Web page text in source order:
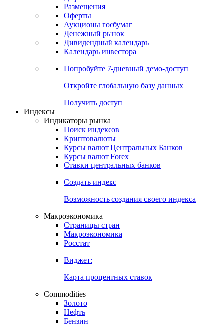
Получить доступ
Календарь
Календарь событий
Дефолты
Размещения
Оферты
Денежный рынок
Календарь инвестора
Попробуйте7-дневный
Откройте глобальную базу данных
Получить доступ
Индикаторы рынка
Поиск индексов
Курсы валют Центральных Банков
Ставки центральных банков
Создать индекс
Возможность создания своего индекса
Страницы стран
Росстат
Виджет:
Карта процентных ставок